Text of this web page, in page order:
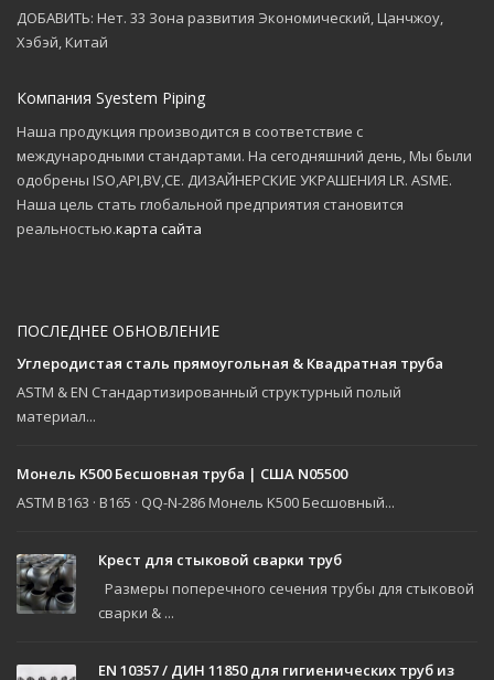
ДОБАВИТЬ: Нет. 33 Зона развития Экономический, Цанчжоу,
Хэбэй, Китай
Компания Syestem Piping
Наша продукция производится в соответствие с
международными стандартами. На сегодняшний день, Мы были
одобрены ISO,API,BV,CE. ДИЗАЙНЕРСКИЕ УКРАШЕНИЯ LR. ASME.
Наша цель стать глобальной предприятия становится
реальностью.карта сайта
ПОСЛЕДНЕЕ ОБНОВЛЕНИЕ
Углеродистая сталь прямоугольная & Квадратная труба
ASTM & EN Стандартизированный структурный полый
материал...
Монель K500 Бесшовная труба | США N05500
ASTM B163 · B165 · QQ-N-286 Монель K500 Бесшовный...
Крест для стыковой сварки труб
Размеры поперечного сечения трубы для стыковой
сварки & ...
EN 10357 / ДИН 11850 для гигиенических труб из